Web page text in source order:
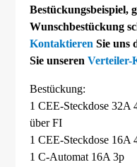
Bestückungsbeispiel,
Wunschbestückung
Kontaktieren Sie uns
Sie unserenVerteiler-
Bestückung:
1 CEE-Steckdose 32A
über FI
1 CEE-Steckdose 16A
1 C-Automat 16A 3p